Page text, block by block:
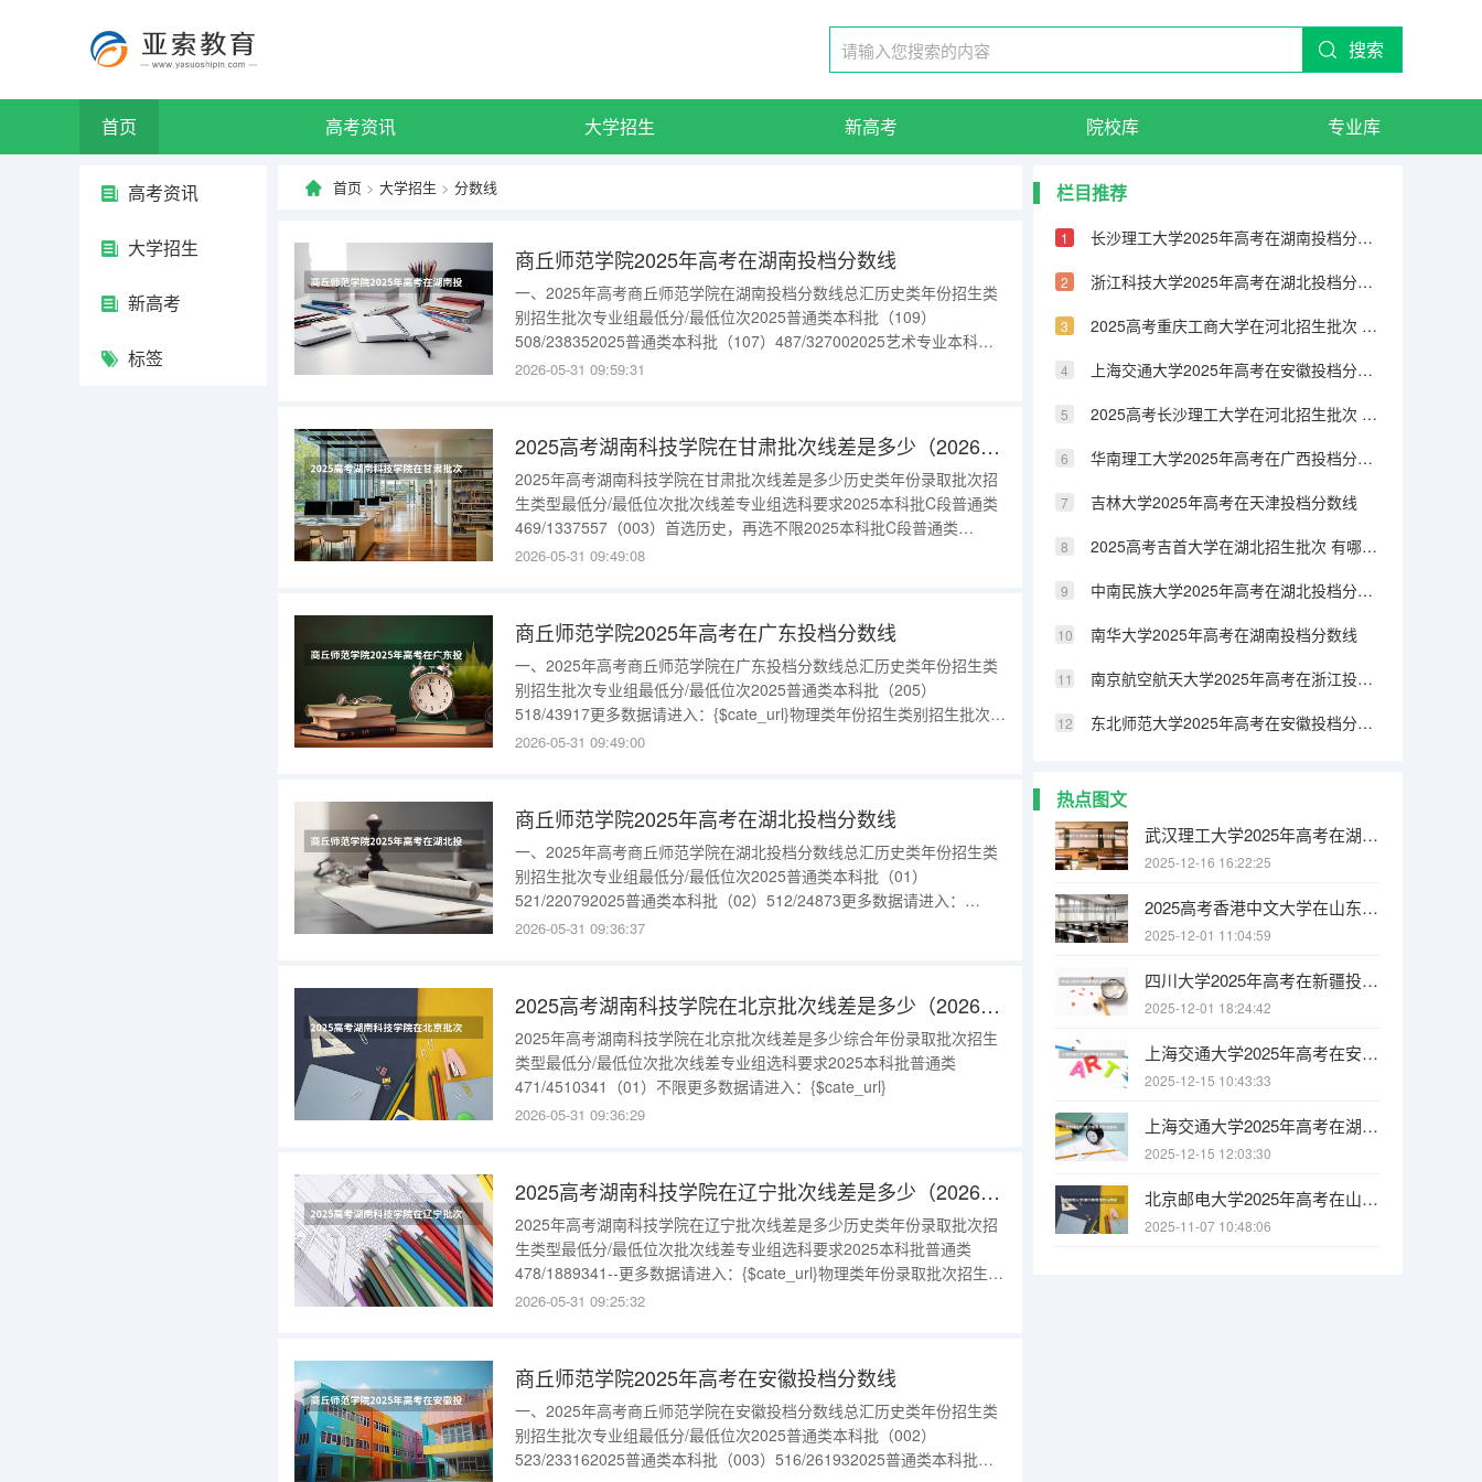
搜索
首页 高考资讯 大学招生 新高考 院校库 专业库
高考资讯
大学招生
新高考
标签
首页 > 大学招生 > 分数线
商丘师范学院2025年高考在湖南投档分数线
一、2025年高考商丘师范学院在湖南投档分数线总汇历史类年份招生类
别招生批次专业组最低分/最低位次2025普通类本科批（109）
508/238352025普通类本科批（107）487/327002025艺术专业本科批
（Y08）476/37733更多数据请进入：{$cate_url}物理类年份招生类别招
2026-05-31 09:59:31
2025高考湖南科技学院在甘肃批次线差是多少（2026参考）
2025年高考湖南科技学院在甘肃批次线差是多少历史类年份录取批次招
生类型最低分/最低位次批次线差专业组选科要求2025本科批C段普通类
469/1337557（003）首选历史，再选不限2025本科批C段普通类
443/1863231（001）首选历史，再选不限更多数据请进入：{$cate_url}
2026-05-31 09:49:08
商丘师范学院2025年高考在广东投档分数线
一、2025年高考商丘师范学院在广东投档分数线总汇历史类年份招生类
别招生批次专业组最低分/最低位次2025普通类本科批（205）
518/43917更多数据请进入：{$cate_url}物理类年份招生类别招生批次专
业组最低分/最低位次2025普通类本科批（207）495/1742332025普通
2026-05-31 09:49:00
商丘师范学院2025年高考在湖北投档分数线
一、2025年高考商丘师范学院在湖北投档分数线总汇历史类年份招生类
别招生批次专业组最低分/最低位次2025普通类本科批（01）
521/220792025普通类本科批（02）512/24873更多数据请进入：
{$cate_url}物理类年份招生类别招生批次专业组最低分/最低位次2025普
2026-05-31 09:36:37
2025高考湖南科技学院在北京批次线差是多少（2026参考）
2025年高考湖南科技学院在北京批次线差是多少综合年份录取批次招生
类型最低分/最低位次批次线差专业组选科要求2025本科批普通类
471/4510341（01）不限更多数据请进入：{$cate_url}
2026-05-31 09:36:29
2025高考湖南科技学院在辽宁批次线差是多少（2026参考）
2025年高考湖南科技学院在辽宁批次线差是多少历史类年份录取批次招
生类型最低分/最低位次批次线差专业组选科要求2025本科批普通类
478/1889341--更多数据请进入：{$cate_url}物理类年份录取批次招生类
型最低分/最低位次批次线差专业组选科要求2025本科批普通类
2026-05-31 09:25:32
商丘师范学院2025年高考在安徽投档分数线
一、2025年高考商丘师范学院在安徽投档分数线总汇历史类年份招生类
别招生批次专业组最低分/最低位次2025普通类本科批（002）
523/233162025普通类本科批（003）516/261932025普通类本科批
栏目推荐
长沙理工大学2025年高考在湖南投档分数线
浙江科技大学2025年高考在湖北投档分数线
2025高考重庆工商大学在河北招生批次 有哪些专业？（2026参考）
上海交通大学2025年高考在安徽投档分数线
2025高考长沙理工大学在河北招生批次 有哪些专业？（2026参考）
华南理工大学2025年高考在广西投档分数线
吉林大学2025年高考在天津投档分数线
2025高考吉首大学在湖北招生批次 有哪些专业？（2026参考）
中南民族大学2025年高考在湖北投档分数线
南华大学2025年高考在湖南投档分数线
南京航空航天大学2025年高考在浙江投档分数线
东北师范大学2025年高考在安徽投档分数线
热点图文
武汉理工大学2025年高考在湖北投档分数线
2025-12-16 16:22:25
2025高考香港中文大学在山东招生批次 有哪些专业？（2026参考）
2025-12-01 11:04:59
四川大学2025年高考在新疆投档分数线
2025-12-01 18:24:42
上海交通大学2025年高考在安徽投档分数线
2025-12-15 10:43:33
上海交通大学2025年高考在湖北投档分数线
2025-12-15 12:03:30
北京邮电大学2025年高考在山西投档分数线
2025-11-07 10:48:06